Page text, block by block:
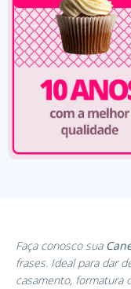
Faça conosco sua
frases. Ideal para dar
casamento, formatura